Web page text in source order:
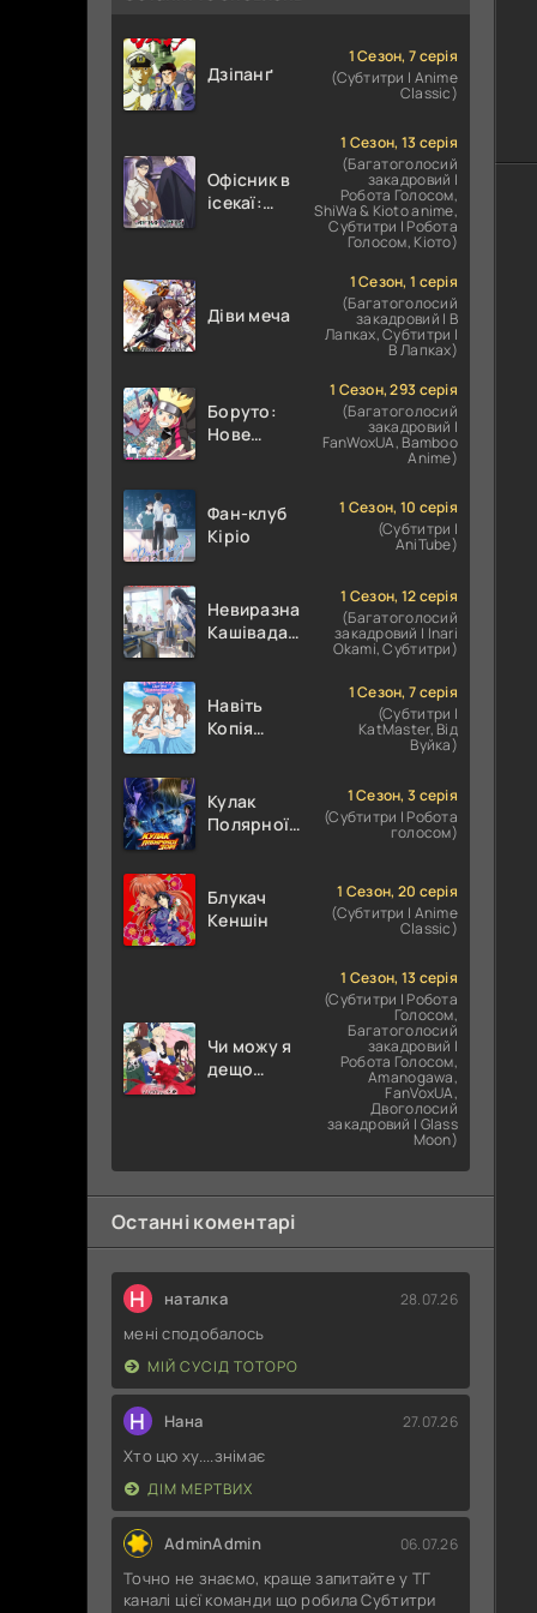
Дзіпанґ
1 Сезон, 7 серія
(Субтитри | Anime
Classic)
Офісник в
ісекаї:
від
Корпоративного
1 Сезон, 13 серія
(Багатоголосий
закадровий |
Робота Голосом,
ShiWa & Kioto anime,
Субтитри | Робота
Голосом, Кіото)
Діви меча
1 Сезон, 1 серія
(Багатоголосий
закадровий | В
Лапках, Субтитри |
В Лапках)
Боруто:
Нове
1 Сезон, 293 серія
(Багатоголосий
закадровий |
FanWoxUA, Bamboo
Anime)
Фан-клуб
Кіріо
1 Сезон, 10 серія
(Субтитри |
AniTube)
Невиразна
Кашівада І
1 Сезон, 12 серія
(Багатоголосий
закадровий | Inari
Okami, Субтитри)
Навіть
Копія
1 Сезон, 7 серія
(Субтитри |
KatMaster, Від
Вуйка)
Кулак
Полярної
НО КЕН /
Кулак
1 Сезон, 3 серія
(Субтитри | Робота
голосом)
Блукач
Кеншін
1 Сезон, 20 серія
(Субтитри | Anime
Classic)
Чи можу я
дещо
1 Сезон, 13 серія
(Субтитри | Робота
Голосом,
Багатоголосий
закадровий |
Робота Голосом,
Amanogawa,
FanVoxUA,
Двоголосий
закадровий | Glass
Moon)
Останні коментарі
Н наталка 28.07.26
мені сподобалось
МІЙ СУСІД ТОТОРО
Н Нана 27.07.26
Хто цю ху....знімає
ДІМ МЕРТВИХ
AdminAdmin 06.07.26
Точно не знаємо, краще запитайте у ТГ
каналі цієї команди що робила Субтитри